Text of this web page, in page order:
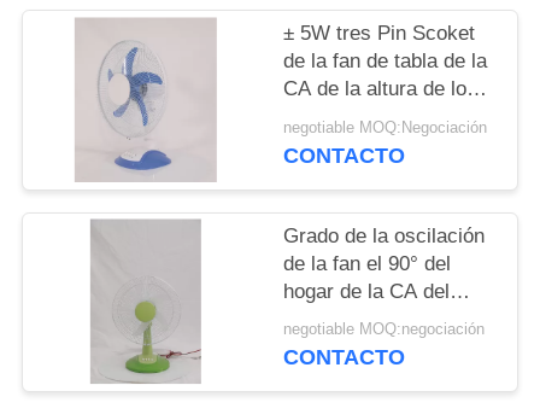
± 5W tres Pin Scoket
de la fan de tabla de la
CA de la altura de los
50cm 45W
negotiable MOQ:Negociación
CONTACTO
Grado de la oscilación
de la fan el 90° del
hogar de la CA del
escritorio de la CA de
moda de la fan/de la
negotiable MOQ:negociación
CONTACTO